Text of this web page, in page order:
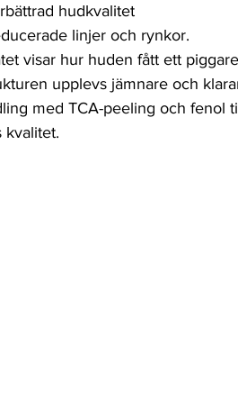
hudkvalitet
linjer och rynkor.
visar hur huden fått ett
upplevs jämnare och
med TCA-peeling och fenol
kvalitet.